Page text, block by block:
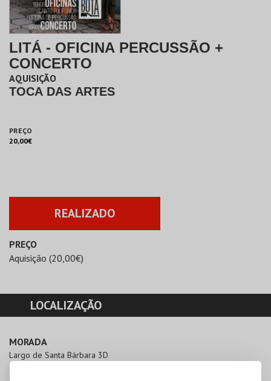
LITÁ - OFICINA PERCUSSÃO +
CONCERTO
AQUISIÇÃO
TOCA DAS ARTES
PREÇO
20,00€
REALIZADO
PREÇO
Aquisição (20,00€)
LOCALIZAÇÃO
MORADA
Largo de Santa Bárbara 3D